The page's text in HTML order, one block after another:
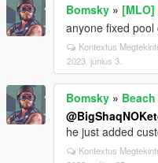
Bomsky »
anyone fixed pool
Kontextus
2023. június 3.
Bomsky »
he just added
Kontextus